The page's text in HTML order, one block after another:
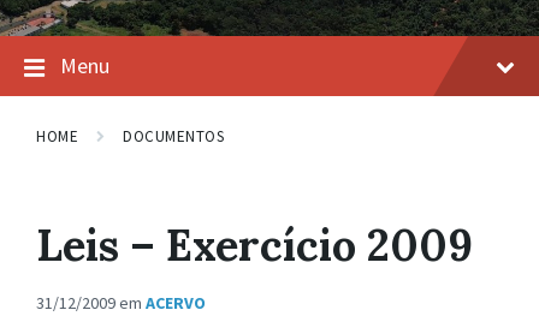
Menu
HOME DOCUMENTOS
Leis – Exercício 2009
31/12/2009em ACERVO